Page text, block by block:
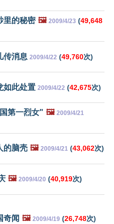
里的秘密 🖼️ 2009/4/23 (49,648
传消息 2009/4/22 (49,760次)
如此处置 2009/4/22 (42,675次)
第一烈女" 🖼️ 2009/4/21
的脑壳 🖼️ 2009/4/21 (43,062次)
🖼️ 2009/4/20 (40,919次)
奇闻 🖼️ 2009/4/19 (26,748次)